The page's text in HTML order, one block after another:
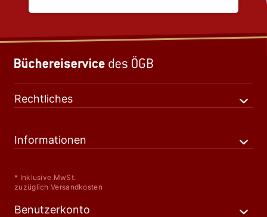
Rechtliches
Informationen
* Inklusive MwSt.
zuzüglich Versandkosten
Benutzerkonto